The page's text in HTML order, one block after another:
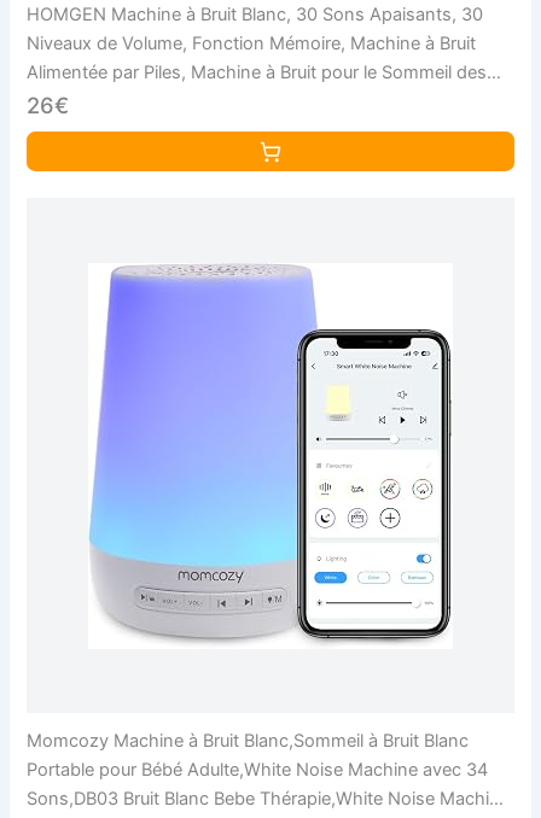
HOMGEN Machine à Bruit Blanc, 30 Sons Apaisants, 30
Niveaux de Volume, Fonction Mémoire, Machine à Bruit
Alimentée par Piles, Machine à Bruit pour le Sommeil des
Adultes et Bébés (Blanc)
26€
Momcozy Machine à Bruit Blanc,Sommeil à Bruit Blanc
Portable pour Bébé Adulte,White Noise Machine avec 34
Sons,DB03 Bruit Blanc Bebe Thérapie,White Noise Machine